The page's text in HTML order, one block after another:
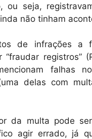
ou seja,
não tinham
de infrações a
“fraudar registros”
falhas
delas com
da multa pode
agir errado, já